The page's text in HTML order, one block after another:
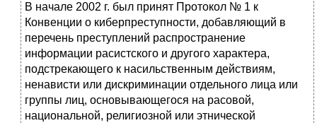
В начале 2002 г. был принят Протокол № 1 к
Конвенции о киберпреступности, добавляющий в
перечень преступлений распространение
информации расистского и другого характера,
подстрекающего к насильственным действиям,
ненависти или дискриминации отдельного лица или
группы лиц, основывающегося на расовой,
национальной, религиозной или этнической